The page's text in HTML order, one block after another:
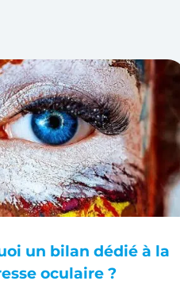
un bilan dédié à la
oculaire ?